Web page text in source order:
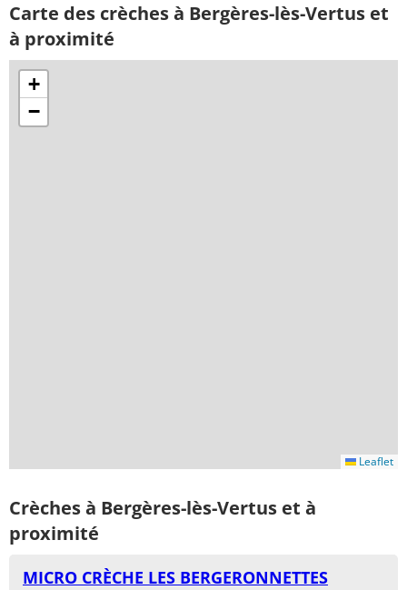
Carte des crèches à Bergères-lès-Vertus et
à proximité
+
−
Leaflet
Crèches à Bergères-lès-Vertus et à
proximité
MICRO CRÈCHE LES BERGERONNETTES